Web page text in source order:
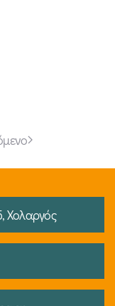
Χολαργός